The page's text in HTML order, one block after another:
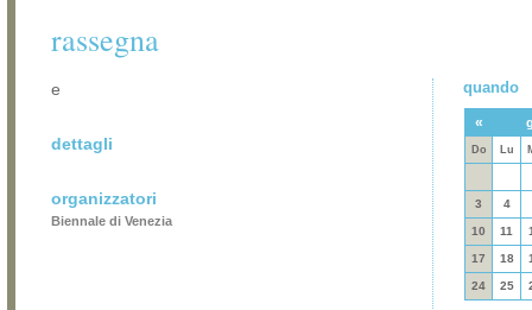
rassegna
e
dettagli
organizzatori
Biennale di Venezia
quando
«
Do Lu
3 4
10 11
17 18
24 25